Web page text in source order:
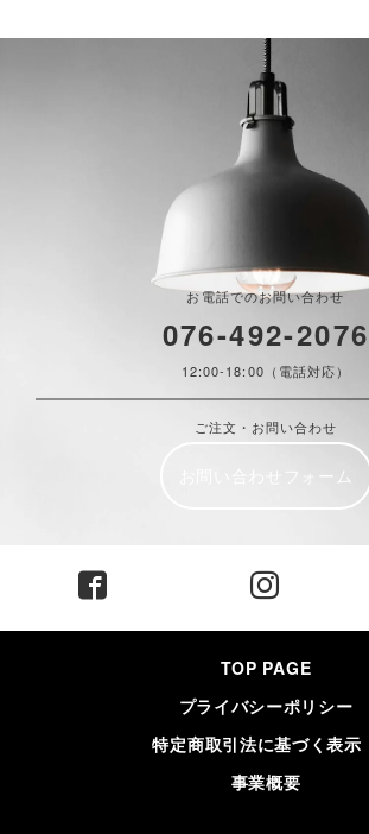
お電話でのお問い合わせ
076-492-2076
12:00-18:00（電話対応）
ご注文・お問い合わせ
お問い合わせフォーム
TOP PAGE
プライバシーポリシー
特定商取引法に基づく表示
事業概要